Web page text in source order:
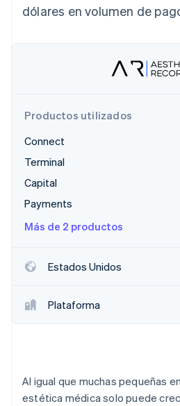
Atlas
Climate
Eliminación de dióxido de
Descubre cómo Stripe está
para la IA.
Socios
Stripe App
dólares en volumen de
Productos utilizados
Connect
Terminal
Capital
Payments
Más de 2 productos
Estados Unidos
Plataforma
Al igual que muchas pequeñas
estética médica solo puede